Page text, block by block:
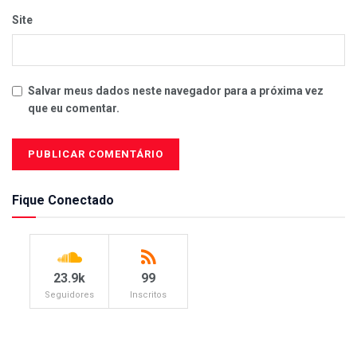
Site
Salvar meus dados neste navegador para a próxima vez
que eu comentar.
Fique Conectado
23.9k
Seguidores
99
Inscritos